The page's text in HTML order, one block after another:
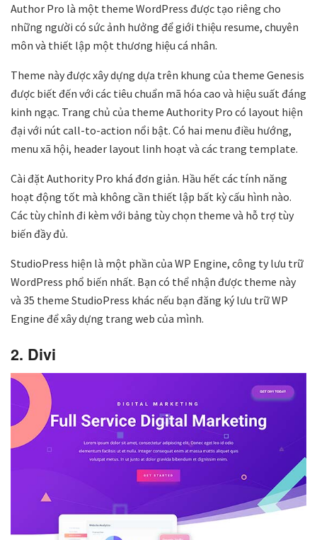
Author Pro là một theme WordPress được tạo riêng cho
những người có sức ảnh hưởng để giới thiệu resume, chuyên
môn và thiết lập một thương hiệu cá nhân.
Theme này được xây dựng dựa trên khung của theme Genesis
được biết đến với các tiêu chuẩn mã hóa cao và hiệu suất đáng
kinh ngạc. Trang chủ của theme Authority Pro có layout hiện
đại với nút call-to-action nổi bật. Có hai menu điều hướng,
menu xã hội, header layout linh hoạt và các trang template.
Cài đặt Authority Pro khá đơn giản. Hầu hết các tính năng
hoạt động tốt mà không cần thiết lập bất kỳ cấu hình nào.
Các tùy chỉnh đi kèm với bảng tùy chọn theme và hỗ trợ tùy
biến đầy đủ.
StudioPress hiện là một phần của WP Engine, công ty lưu trữ
WordPress phổ biến nhất. Bạn có thể nhận được theme này
và 35 theme StudioPress khác nếu bạn đăng ký lưu trữ WP
Engine để xây dựng trang web của mình.
2. Divi